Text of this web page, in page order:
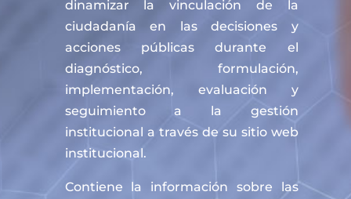
dinamizar la vinculación de la
ciudadanía en las decisiones y
acciones públicas durante el
diagnóstico, formulación,
implementación, evaluación y
seguimiento a la gestión
institucional a través de su sitio web
institucional.
Contiene la información sobre las